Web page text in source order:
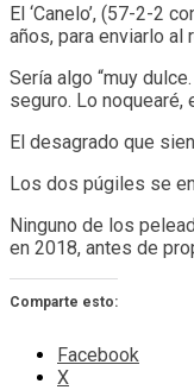
El ‘Canelo’, (57-2-2
años, para enviarlo al
Sería algo “muy
seguro. Lo noquearé,
El desagrado que
Los dos púgiles se
Ninguno de los
en 2018, antes de
Comparte esto:
Facebook
X